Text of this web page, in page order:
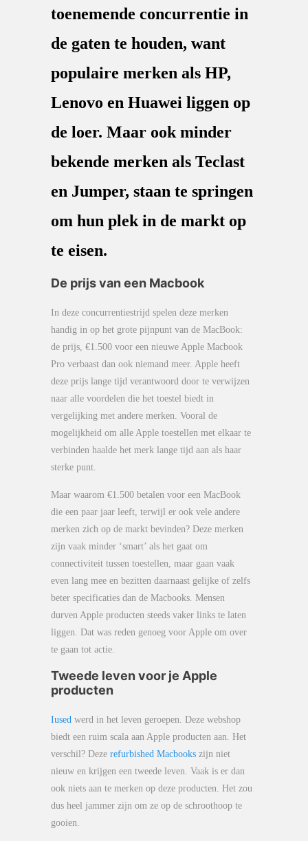
toenemende concurrentie in
de gaten te houden, want
populaire merken als HP,
Lenovo en Huawei liggen op
de loer. Maar ook minder
bekende merken als Teclast
en Jumper, staan te springen
om hun plek in de markt op
te eisen.
De prijs van een Macbook
In deze concurrentiestrijd spelen deze merken
handig in op het grote pijnpunt van de MacBook:
de prijs, €1.500 voor een nieuwe Apple Macbook
Pro verbaast dan ook niemand meer. Apple heeft
deze prijs lange tijd verantwoord door te verwijzen
naar alle voordelen die het toestel biedt in
vergelijking met andere merken. Vooral de
mogelijkheid om alle Apple toestellen met elkaar te
verbinden haalde het merk lange tijd aan als haar
sterke punt.
Maar waarom €1.500 betalen voor een MacBook
die een paar jaar leeft, terwijl er ook vele andere
merken zich op de markt bevinden? Deze merken
zijn vaak minder ‘smart’ als het gaat om
connectiviteit tussen toestellen, maar gaan vaak
even lang mee en bezitten daarnaast gelijke of zelfs
beter specificaties dan de Macbooks. Mensen
durven Apple producten steeds vaker links te laten
liggen. Dat was reden genoeg voor Apple om over
te gaan tot actie.
Tweede leven voor je Apple
producten
Iused werd in het leven geroepen. Deze webshop
biedt een ruim scala aan Apple producten aan. Het
verschil? Deze refurbished Macbooks zijn niet
nieuw en krijgen een tweede leven. Vaak is er dan
ook niets aan te merken op deze producten. Het zou
dus heel jammer zijn om ze op de schroothoop te
gooien.